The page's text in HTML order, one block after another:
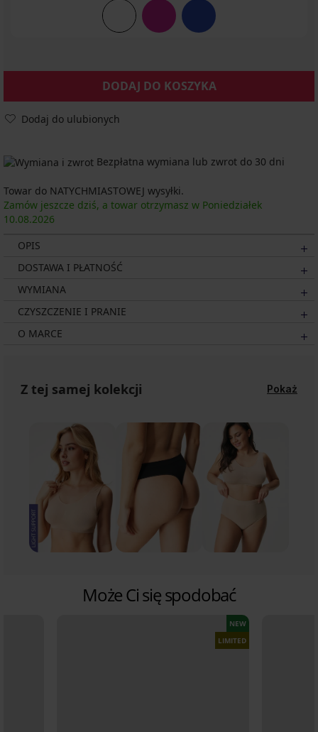
DODAJ DO KOSZYKA
Dodaj do ulubionych
Bezpłatna wymiana lub zwrot do 30 dni
Towar do NATYCHMIASTOWEJ wysyłki.
Zamów jeszcze dziś, a towar otrzymasz w Poniedziałek
10.08.2026
OPIS
DOSTAWA I PŁATNOŚĆ
WYMIANA
CZYSZCZENIE I PRANIE
O MARCE
Z tej samej kolekcji Pokaż
Może Ci się spodobać
NEW
LIMITED